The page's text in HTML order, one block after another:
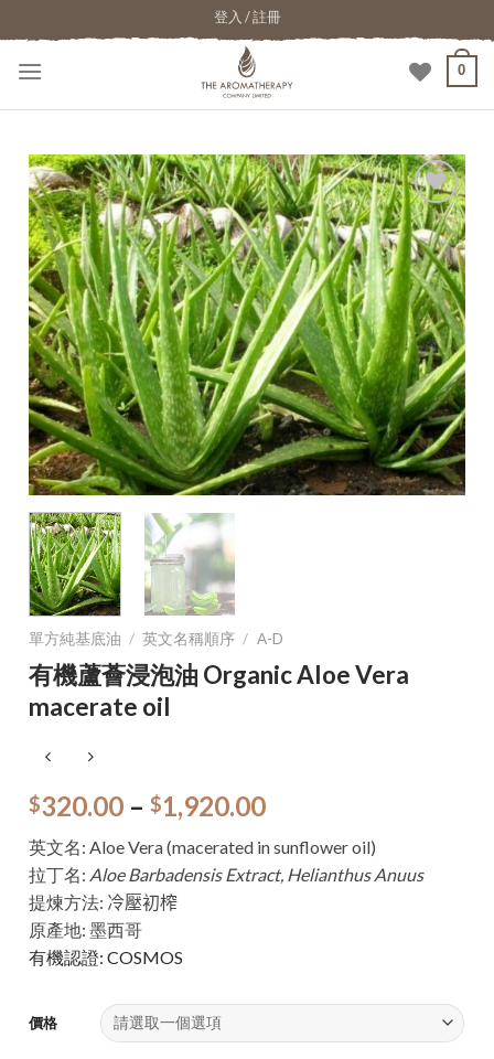
登入 / 註冊
0
加入
願望
清單
單方純基底油 / 英文名稱順序 / A-D
有機蘆薈浸泡油 Organic Aloe Vera
macerate oil
$320.00 –$1,920.00
英文名: Aloe Vera (macerated in sunflower oil)
拉丁名: Aloe Barbadensis Extract, Helianthus Anuus
提煉方法: 冷壓初榨
原產地: 墨西哥
有機認證: COSMOS
價格